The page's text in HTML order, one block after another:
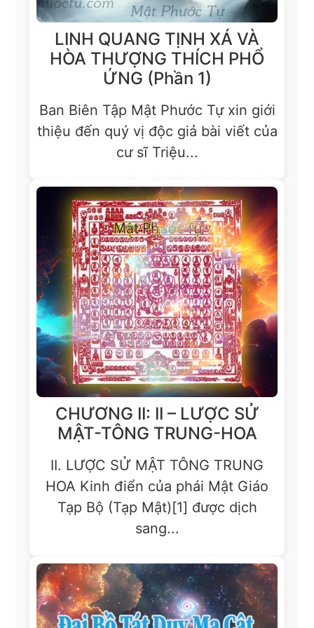
LINH QUANG TỊNH XÁ VÀ
HÒA THƯỢNG THÍCH PHỔ
ỨNG (Phần 1)
Ban Biên Tập Mật Phước Tự xin giới
thiệu đến quý vị độc giả bài viết của
cư sĩ Triệu...
CHƯƠNG II: II – LƯỢC SỬ
MẬT-TÔNG TRUNG-HOA
II. LƯỢC SỬ MẬT TÔNG TRUNG
HOA Kinh điển của phái Mật Giáo
Tạp Bộ (Tạp Mật)[1] được dịch
sang...